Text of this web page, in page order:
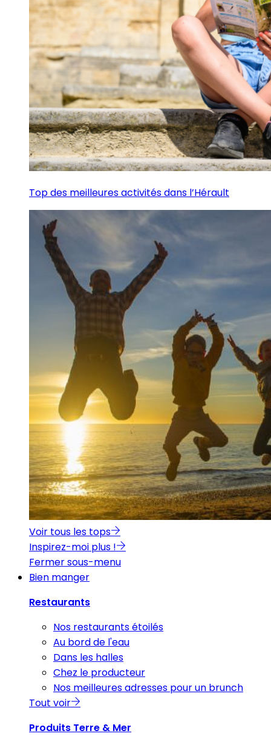
Top des meilleures activités dans l’Hérault
Voir tous les tops
Inspirez-moi plus !
Fermer sous-menu
Bien manger
Restaurants
Nos restaurants étoilés
Au bord de l'eau
Dans les halles
Chez le producteur
Nos meilleures adresses pour un brunch
Tout voir
Produits Terre & Mer